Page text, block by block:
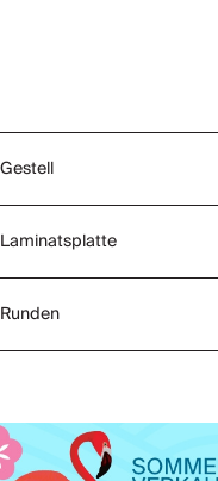
Gestell
Laminatsplatte
Runden